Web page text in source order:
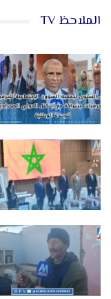
الملاحظ TV